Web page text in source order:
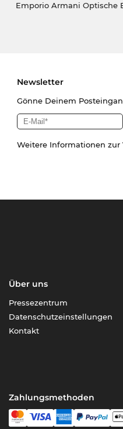
Emporio Armani Optische
Newsletter
Gönne Deinem
Weitere Informationen
Über uns
Pressezentrum
Datenschutzeinstellungen
Kontakt
Zahlungsmethoden